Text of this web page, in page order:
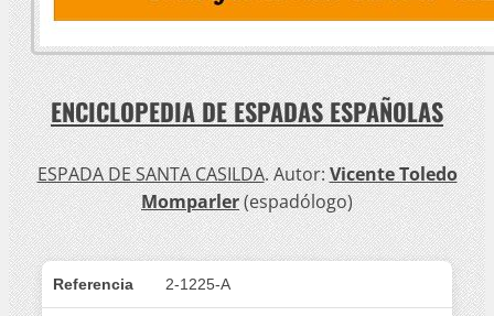
ENCICLOPEDIA DE ESPADAS ESPAÑOLAS
ESPADA DE SANTA CASILDA. Autor:Vicente Toledo
Momparler(espadólogo)
Referencia 2-1225-A